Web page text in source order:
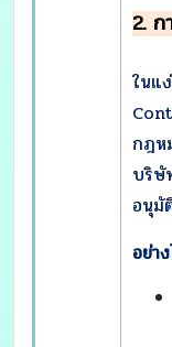
2. ก
ในแ
กฎห
บริษั
อนุมั
อย่า